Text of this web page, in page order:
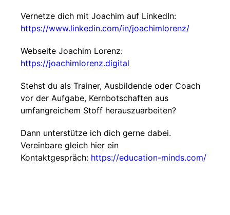
Vernetze dich mit Joachim auf LinkedIn:
https://www.linkedin.com/in/joachimlorenz/
Webseite Joachim Lorenz:
https://joachimlorenz.digital
Stehst du als Trainer, Ausbildende oder Coach
vor der Aufgabe, Kernbotschaften aus
umfangreichem Stoff herauszuarbeiten?
Dann unterstütze ich dich gerne dabei.
Vereinbare gleich hier ein
Kontaktgespräch: https://education-minds.com/